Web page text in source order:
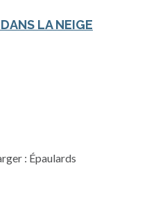
LA NEIGE
: Épaulards